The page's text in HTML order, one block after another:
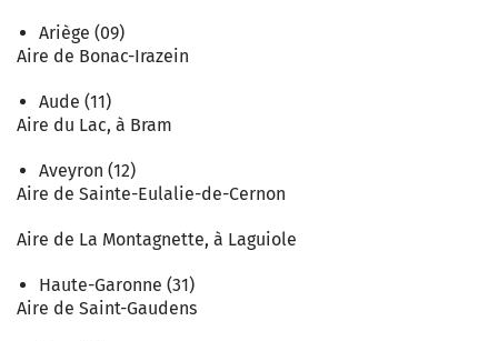
Ariège (09)
Aire de Bonac-Irazein
Aude (11)
Aire du Lac, à Bram
Aveyron (12)
Aire de Sainte-Eulalie-de-Cernon
Aire de La Montagnette, à Laguiole
Haute-Garonne (31)
Aire de Saint-Gaudens